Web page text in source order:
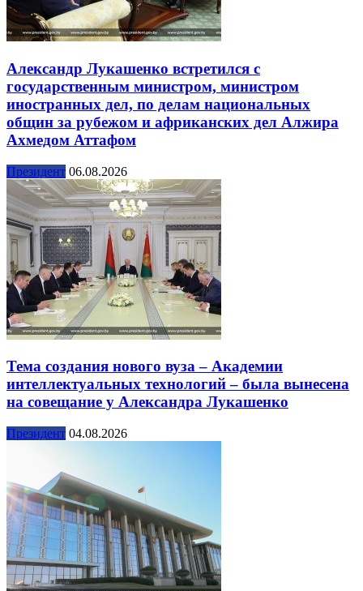
Александр Лукашенко встретился с
государственным министром, министром
иностранных дел, по делам национальных
общин за рубежом и африканских дел Алжира
Ахмедом Аттафом
Президент 06.08.2026
Тема создания нового вуза – Академии
интеллектуальных технологий – была вынесена
на совещание у Александра Лукашенко
Президент 04.08.2026